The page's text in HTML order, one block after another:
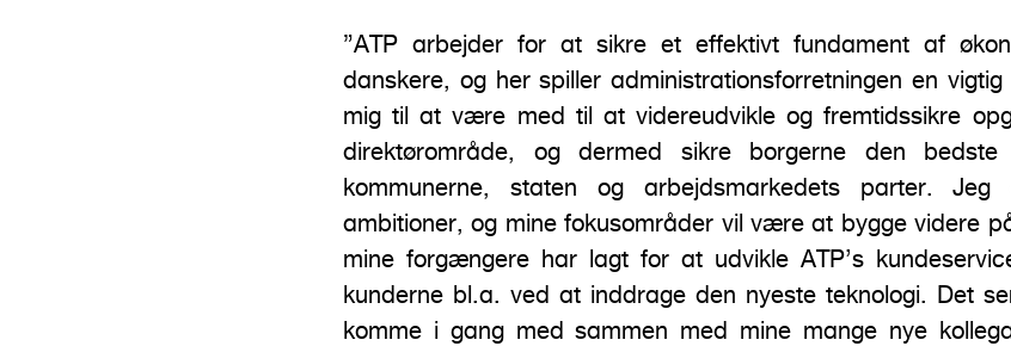
”ATP arbejder for at sikre et effektivt fundament af
danskere, og her spiller administrationsforretningen en
mig til at være med til at videreudvikle og fremtidssikre
direktørområde, og dermed sikre borgerne den
kommunerne, staten og arbejdsmarkedets parter.
ambitioner, og mine fokusområder vil være at bygge videre
mine forgængere har lagt for at udvikle ATP’s
kunderne bl.a. ved at inddrage den nyeste teknologi. Det
komme i gang med sammen med mine mange nye